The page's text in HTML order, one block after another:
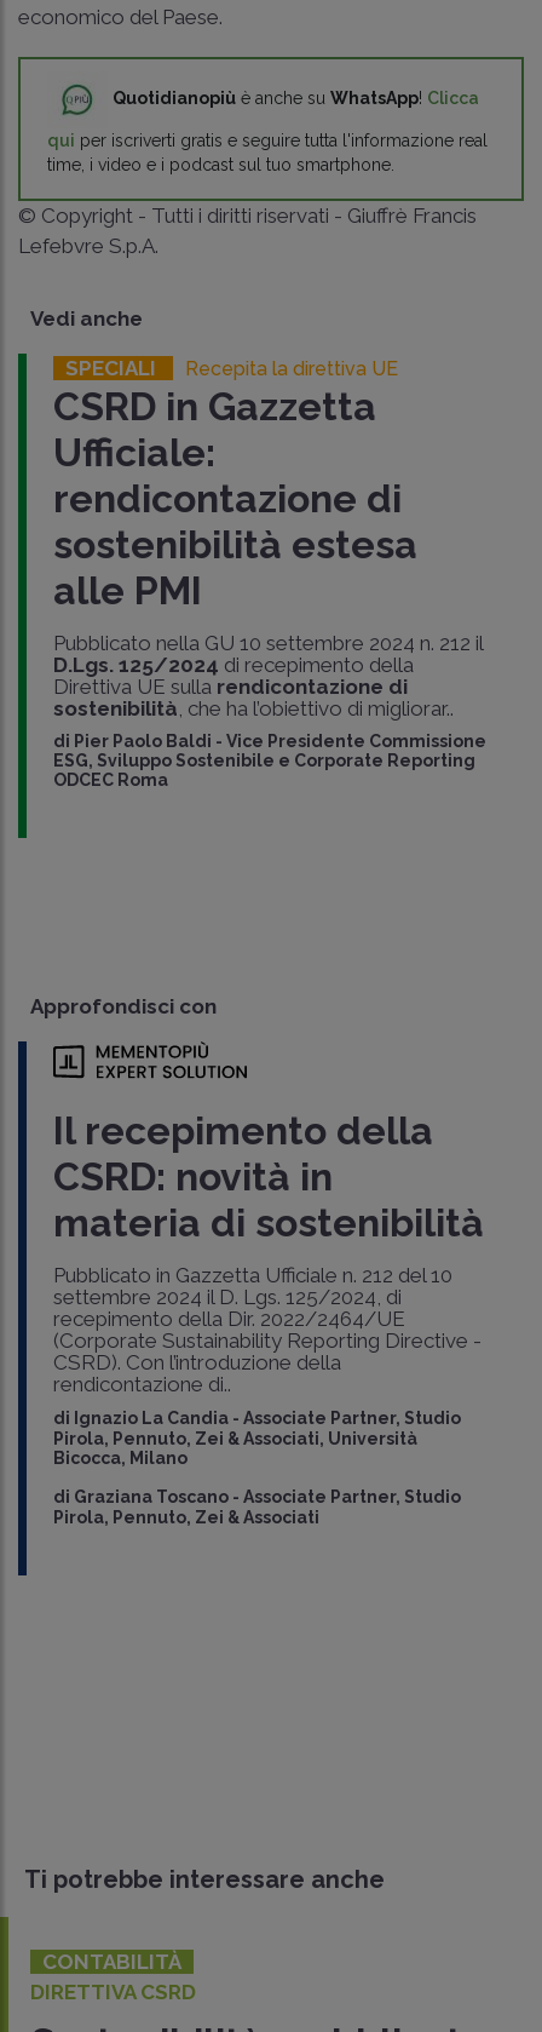
economico del Paese.
Quotidianopiù è anche su WhatsApp! Clicca
qui per iscriverti gratis e seguire tutta l'informazione real
time, i video e i podcast sul tuo smartphone.
© Copyright - Tutti i diritti riservati - Giuffrè Francis
Lefebvre S.p.A.
Vedi anche
SPECIALI Recepita la direttiva UE
CSRD in Gazzetta
Ufficiale:
rendicontazione di
sostenibilità estesa
alle PMI
Pubblicato nella GU 10 settembre 2024 n. 212 il
D.Lgs. 125/2024 di recepimento della
Direttiva UE sulla rendicontazione di
sostenibilità , che ha l’obiettivo di migliorar..
di Pier Paolo Baldi - Vice Presidente Commissione
ESG, Sviluppo Sostenibile e Corporate Reporting
ODCEC Roma
Approfondisci con
Il recepimento della
CSRD: novità in
materia di sostenibilità
Pubblicato in Gazzetta Ufficiale n. 212 del 10
settembre 2024 il D. Lgs. 125/2024, di
recepimento della Dir. 2022/2464/UE
(Corporate Sustainability Reporting Directive -
CSRD). Con l’introduzione della
rendicontazione di..
di Ignazio La Candia - Associate Partner, Studio
Pirola, Pennuto, Zei & Associati, Università
Bicocca, Milano
di Graziana Toscano - Associate Partner, Studio
Pirola, Pennuto, Zei & Associati
Ti potrebbe interessare anche